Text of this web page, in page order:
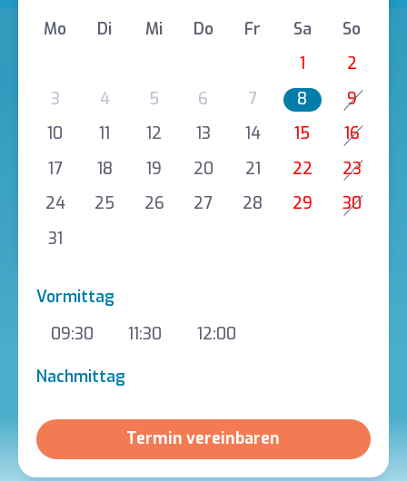
Mo Di Mi Do Fr Sa
So
1
2
3
4 5 6 7 8
9
10
11 12 13 14 15
16
17
18 19 20 21 22
23
24
25 26 27 28 29
30
31
Vormittag
09:30
11:30 12:00
Nachmittag
Termin vereinbaren